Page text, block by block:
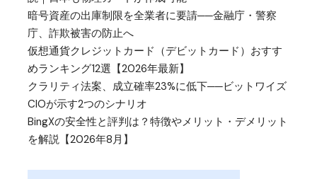
暗号資産の出庫制限を全業者に要請──金融庁・警察
庁、詐欺被害の防止へ
仮想通貨クレジットカード（デビットカード）おすす
めランキング12選【2026年最新】
クラリティ法案、成立確率23%に低下──ビットワイズ
CIOが示す2つのシナリオ
BingXの安全性と評判は？特徴やメリット・デメリット
を解説【2026年8月】